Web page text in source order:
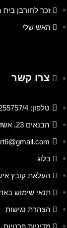
זכר לחורבן
האש שלי
צרו קשר
טלפון: 052-5255757/4
הבנאים 23, אשדוד
בלוג
העלאת קובץ
תנאי שימוש
הצהרת נגישות
מדיניות פרטיות